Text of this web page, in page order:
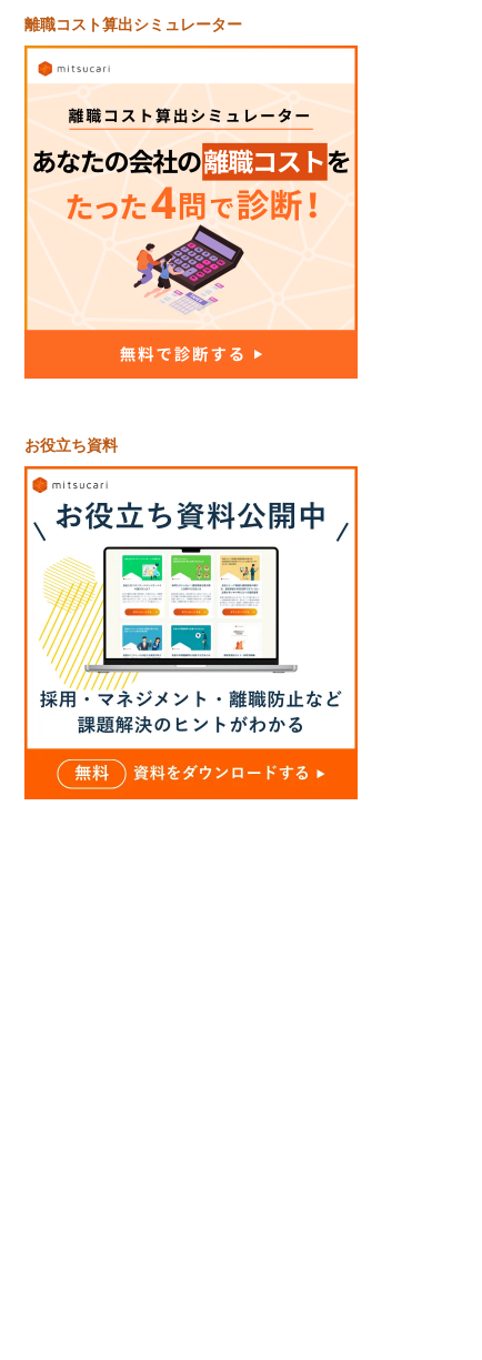
離職コスト算出シミュレーター
お役立ち資料